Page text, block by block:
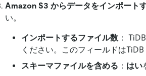
Amazon S3 からデータをインポート
い。
インポートするファイル数 ：
ください。このフィールドは
スキーマファイルを含める ： はい